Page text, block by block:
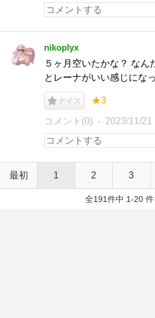
nikoplyx
５ヶ月空いたかな？ なん
とレーナがいい感じにな
ナイス ★3
コメント(0) 2023/11/21
最初 1 2 3
全191件中 1-20